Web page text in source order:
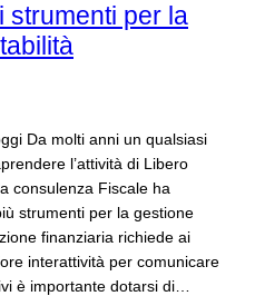
strumenti per la
Da molti anni un qualsiasi
l’attività di Libero
consulenza Fiscale ha
strumenti per la gestione
finanziaria richiede ai
interattività per comunicare
è importante dotarsi di…